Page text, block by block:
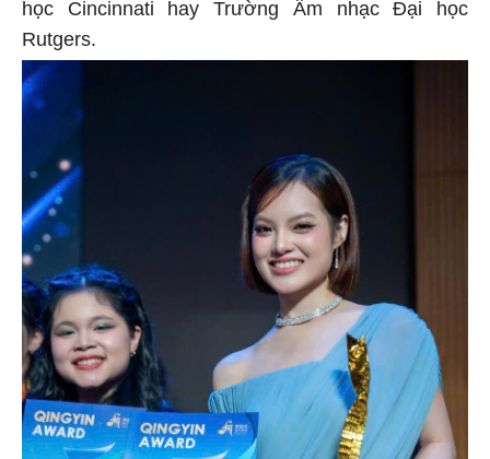
học Cincinnati hay Trường Âm nhạc Đại học
Rutgers.